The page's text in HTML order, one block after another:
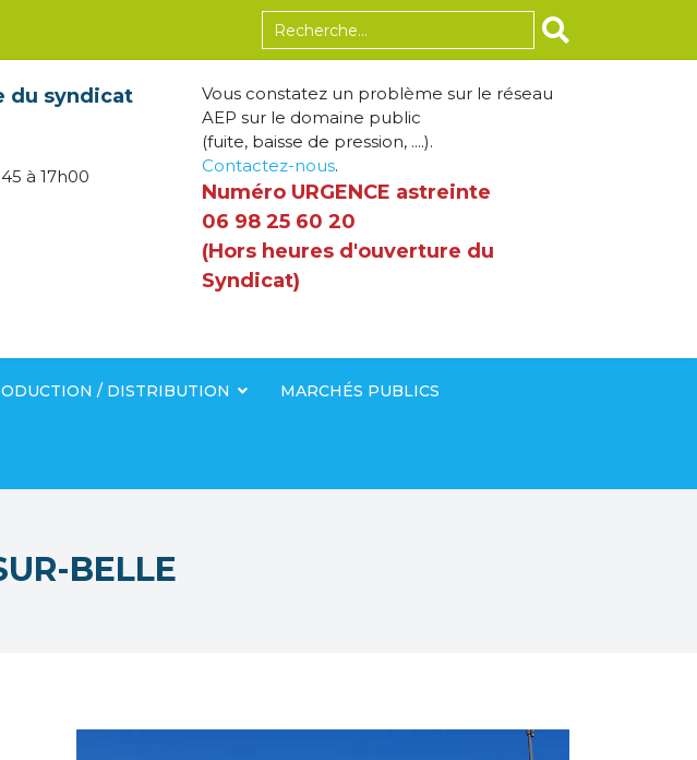
Rechercher
du syndicat
à 17h00
Vous constatez un problème sur le réseau
AEP sur le domaine public
(fuite, baisse de pression, ....).
Contactez-nous.
Numéro URGENCE astreinte
06 98 25 60 20
(Hors heures d'ouverture du
Syndicat)
/ DISTRIBUTION MARCHÉS PUBLICS
BELLE